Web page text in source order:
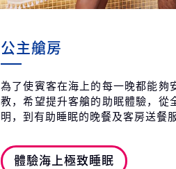
公主艙房
為了使賓客在海上的每一晚都能夠
教，希望提升客艙的助眠體驗，從
明，到有助睡眠的晚餐及客房送餐
體驗海上極致睡眠